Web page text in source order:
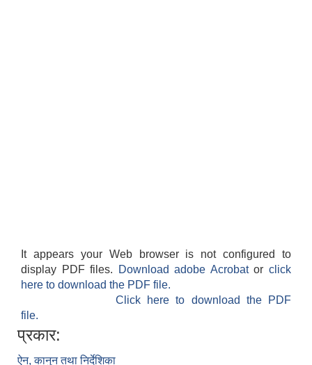
It appears your Web browser is not configured to
display PDF files.
Download adobe Acrobatorclick
here to download the PDF file.
Click here to download the PDF
file.
प्रकार:
ऐन, कानुन तथा निर्देशिका